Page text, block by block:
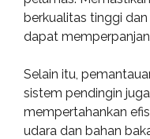
berkualitas tinggi
dapat
Selain itu,
sistem pendingin
mempertahankan
udara dan bahan